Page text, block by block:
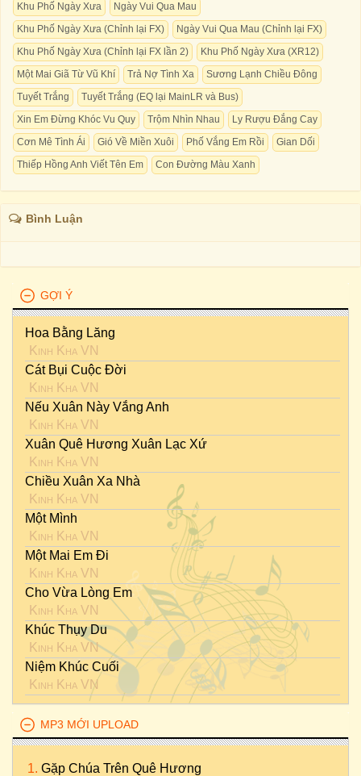
Khu Phố Ngày Xưa
Ngày Vui Qua Mau
Khu Phố Ngày Xưa (Chỉnh lại FX)
Ngày Vui Qua Mau (Chỉnh lại FX)
Khu Phố Ngày Xưa (Chỉnh lại FX lần 2)
Khu Phố Ngày Xưa (XR12)
Một Mai Giã Từ Vũ Khí
Trả Nợ Tình Xa
Sương Lạnh Chiều Đông
Tuyết Trắng
Tuyết Trắng (EQ lại MainLR và Bus)
Xin Em Đừng Khóc Vu Quy
Trộm Nhìn Nhau
Ly Rượu Đắng Cay
Cơn Mê Tình Ái
Gió Về Miền Xuôi Phố Vắng Em Rồi
Gian Dối
Thiếp Hồng Anh Viết Tên Em
Con Đường Màu Xanh
Bình Luận
GỢI Ý
Hoa Bằng Lăng
Kinh Kha VN
Cát Bụi Cuộc Đời
Kinh Kha VN
Nếu Xuân Này Vắng Anh
Kinh Kha VN
Xuân Quê Hương Xuân Lạc Xứ
Kinh Kha VN
Chiều Xuân Xa Nhà
Kinh Kha VN
Một Mình
Kinh Kha VN
Một Mai Em Đi
Kinh Kha VN
Cho Vừa Lòng Em
Kinh Kha VN
Khúc Thụy Du
Kinh Kha VN
Niệm Khúc Cuối
Kinh Kha VN
MP3 MỚI UPLOAD
Gặp Chúa Trên Quê Hương